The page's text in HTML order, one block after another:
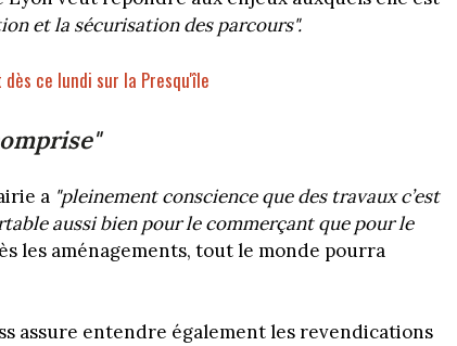
et la sécurisation des parcours".
ce lundi sur la Presqu'île
a "pleinement conscience que des travaux c’est
aussi bien pour le commerçant que pour le
les aménagements, tout le monde pourra
assure entendre également les revendications